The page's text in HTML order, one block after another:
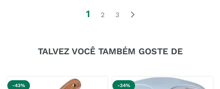
1 2 3
TALVEZ VOCÊ TAMBÉM GOSTE DE
-43% -34%